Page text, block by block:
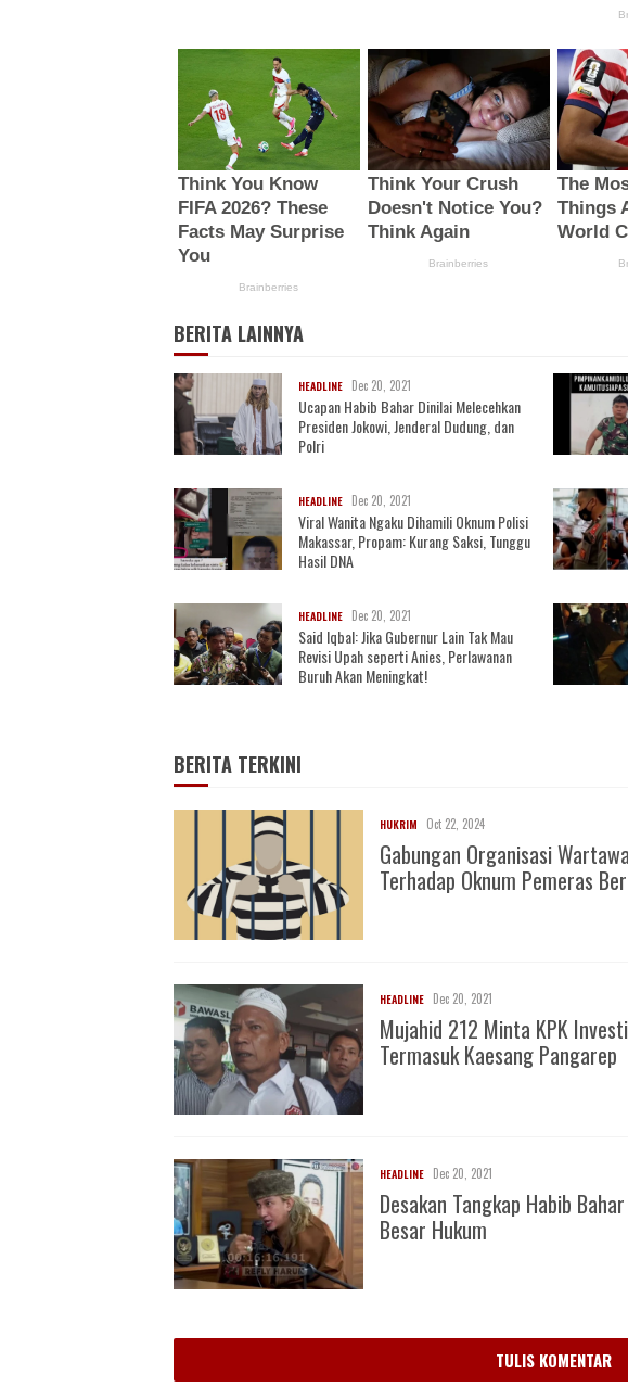
BERITA LAINNYA
HEADLINE Dec 20, 2021
Ucapan Habib Bahar Dinilai Melecehkan
Presiden Jokowi, Jenderal Dudung, dan
Polri
HEADLINE Dec 20, 2021
Viral Wanita Ngaku Dihamili Oknum Polisi
Makassar, Propam: Kurang Saksi, Tunggu
Hasil DNA
HEADLINE Dec 20, 2021
Said Iqbal: Jika Gubernur Lain Tak Mau
Revisi Upah seperti Anies, Perlawanan
Buruh Akan Meningkat!
BERITA TERKINI
HUKRIM Oct 22, 2024
Gabungan Organisasi
Terhadap Oknum Pemeras
HEADLINE Dec 20, 2021
Mujahid 212 Minta KPK
Termasuk Kaesang Pangarep
HEADLINE Dec 20, 2021
Desakan Tangkap Habib
Besar Hukum
TULIS KOMENTAR